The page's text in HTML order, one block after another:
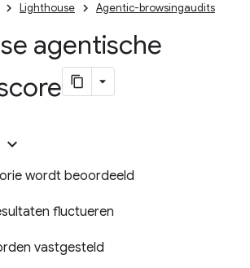
Lighthouse Agentic-browsingaudits
agentische
wordt beoordeeld
fluctueren
vastgesteld